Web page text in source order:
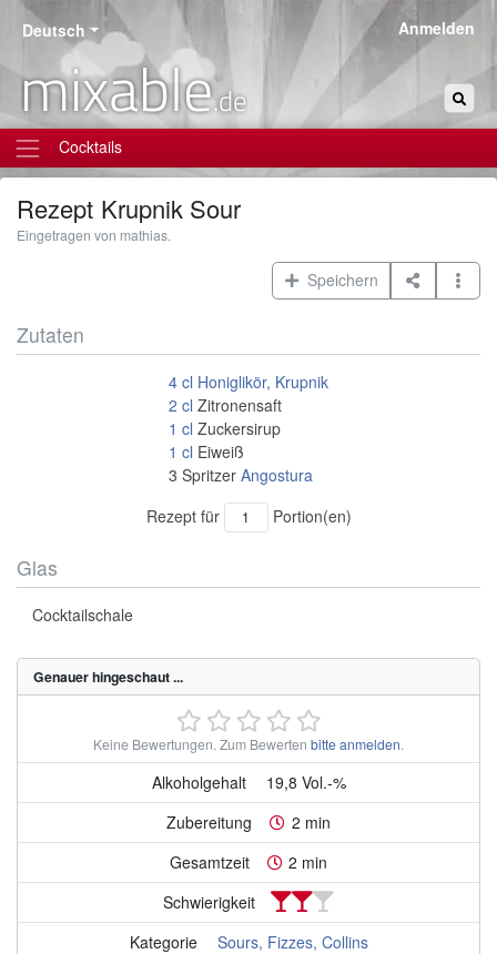
Deutsch
mixable.de
Anmelden
Cocktails
Rezept Krupnik Sour
Eingetragen von mathias.
Speichern
Zutaten
4 cl Honiglikör, Krupnik
2 cl Zitronensaft
1 cl Zuckersirup
1 cl Eiweiß
3 Spritzer Angostura
Rezept für
Portion(en)
Glas
Cocktailschale
Genauer hingeschaut ...
Keine Bewertungen. Zum Bewerten bitte anmelden.
Alkoholgehalt
19,8 Vol.-%
Zubereitung
2 min
Gesamtzeit
2 min
Schwierigkeit
Kategorie
Sours, Fizzes, Collins